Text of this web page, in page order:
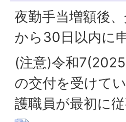
夜勤手当増額後
から30日以内に
(注意)令和
の交付を受けて
護職員が最初に